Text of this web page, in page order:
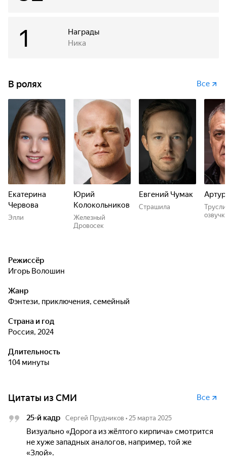
Награды
1 Ника
В ролях Все
Екатерина
Червова
Элли
Юрий
Колокольников
Железный
Дровосек
Евгений Чумак
Страшила
Режиссёр
Игорь Волошин
Жанр
фэнтези, приключения, семейный
Страна и год
Россия, 2024
Длительность
104 минуты
Цитаты из СМИ Все
25-й кадр Сергей Прудников • 25 марта 2025
Визуально «Дорога из жёлтого кирпича» смотрится
не хуже западных аналогов, например, той же
«Злой».